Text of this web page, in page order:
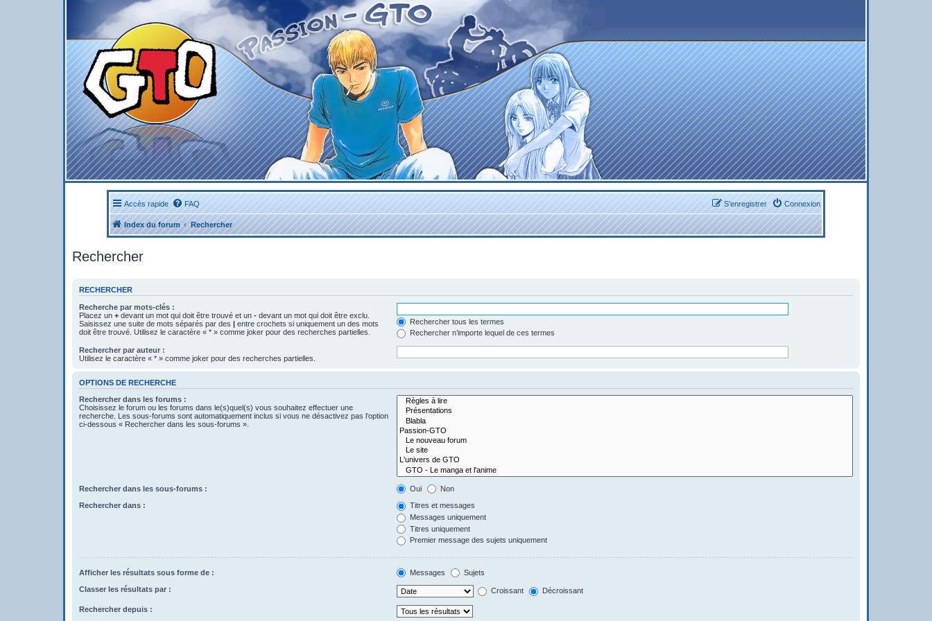
Accès rapide FAQ Connexion
S’enregistrer
Index du forum Rechercher
Rechercher
RECHERCHER
Recherche par mots-clés :
Placez un + devant un mot qui doit être trouvé et un - devant un mot qui doit être exclu.
Saisissez une suite de mots séparés par des | entre crochets si uniquement un des mots
doit être trouvé. Utilisez le caractère « * » comme joker pour des recherches partielles.
Rechercher tous les termes
Rechercher n’importe lequel de ces termes
Rechercher par auteur :
Utilisez le caractère « * » comme joker pour des recherches partielles.
OPTIONS DE RECHERCHE
Rechercher dans les forums :
Choisissez le forum ou les forums dans le(s)quel(s) vous souhaitez effectuer une
recherche. Les sous-forums sont automatiquement inclus si vous ne désactivez pas l’option
ci-dessous « Rechercher dans les sous-forums ».
Rechercher dans les sous-forums : Oui Non
Rechercher dans :
Titres et messages
Messages uniquement
Titres uniquement
Premier message des sujets uniquement
Afficher les résultats sous forme de : Messages Sujets
Classer les résultats par : Croissant Décroissant
Rechercher depuis :